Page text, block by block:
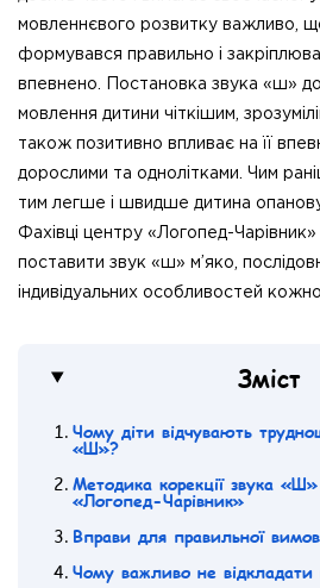
мовленнєвого розвитку важливо,
формувався правильно і
впевнено. Постановка звука «ш»
мовлення дитини чіткішим,
також позитивно впливає на її
дорослими та однолітками. Чим
тим легше і швидше дитина
Фахівці центру «Логопед-
поставити звук «ш» м’яко,
індивідуальних особливостей
Зміст
Чому діти відчувають
«Ш»?
Методика корекції звука
«Логопед-Чарівник»
Вправи для правильної
Чому важливо не відкладати